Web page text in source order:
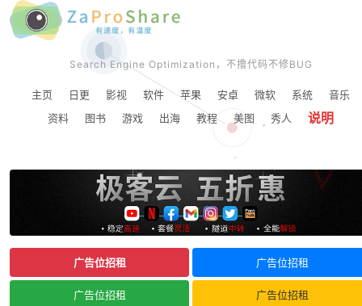
Search Engine Optimization，不撸代码不修BUG
主页 日更 影视 软件 苹果 安卓 微软 系统
音乐
资料
图书 游戏 出海 教程 美图 秀人 说明
广告位招租 广告位招租
广告位招租 广告位招租